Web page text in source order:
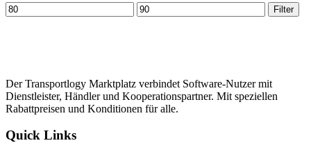
Min
price
Max
price
Filter
Der Transportlogy Marktplatz verbindet Software-Nutzer mit
Dienstleister, Händler und Kooperationspartner. Mit speziellen
Rabattpreisen und Konditionen für alle.
Quick Links